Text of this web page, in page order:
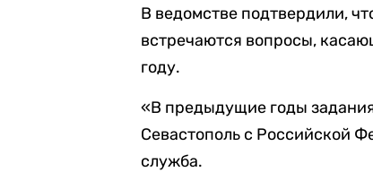
В ведомстве подтвердили,
встречаются вопросы,
году.
«В предыдущие годы
Севастополь с Российской
служба.